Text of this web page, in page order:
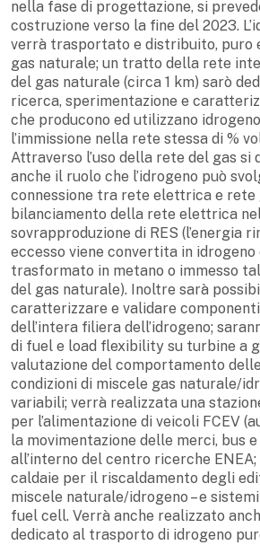
nella fase di progettazione, si
costruzione verso la fine del 2023.
verrà trasportato e distribuito, puro
gas naturale; un tratto della rete
del gas naturale (circa 1 km) sarò
ricerca, sperimentazione e
che producono ed utilizzano
l’immissione nella rete stessa di %
Attraverso l’uso della rete del gas si
anche il ruolo che l’idrogeno può
connessione tra rete elettrica e rete
bilanciamento della rete elettrica
sovrapproduzione di RES (l’energia
eccesso viene convertita in idrogeno
trasformato in metano o immesso
del gas naturale). Inoltre sarà
caratterizzare e validare
dell’intera filiera dell’idrogeno;
di fuel e load flexibility su turbine a
valutazione del comportamento
condizioni di miscele gas naturale/
variabili; verrà realizzata una
per l’alimentazione di veicoli FCEV
la movimentazione delle merci, bus
all’interno del centro ricerche
caldaie per il riscaldamento degli
miscele naturale/idrogeno – e
fuel cell. Verrà anche realizzato
dedicato al trasporto di idrogeno